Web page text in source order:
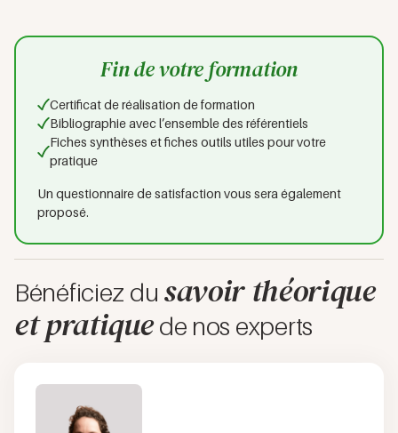
Fin de votre formation
Certificat de réalisation de formation
Bibliographie avec l’ensemble des référentiels
Fiches synthèses et fiches outils utiles pour votre
pratique
Un questionnaire de satisfaction vous sera également
proposé.
Bénéficiez du savoir théorique
et pratiquede nos experts